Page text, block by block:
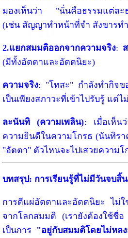
มองเห็นว่า "นั่นคือธรรมแต่ละ
(เช่น สัญญาทำหน้าที่จำ สังขารท
2.แยกสมมติออกจากความจริง:
(มีทั้งอัตตาและอัตตนิยะ)
ความจริง: "โทสะ" กำลังทำกิจข
เป็นเพียงสภาวะที่เข้าไปรับรู้ แต่
ละนันทิ (ความเพลิน): เมื่อเห็น
ความยินดีในความโกรธ (นันทิรา
"อัตตา" ตัวไหนจะไปเสวยความโ
บทสรุป: การเรียนรู้ที่ไม่มีวันจบสิ้น
การตีแผ่อัตตาและอัตตนิยะ ไม่ใ
จากโลกสมมติ (เรายังต้องใช้ชื่
เป็นการ "อยู่กับสมมติโดยไม่หล